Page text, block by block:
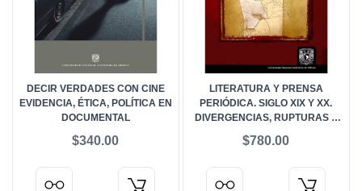
DECIR VERDADES CON CINE
EVIDENCIA, ÉTICA, POLÍTICA EN
DOCUMENTAL
$340.00
LITERATURA Y PRENSA
PERIÓDICA. SIGLO XIX Y XX.
DIVERGENCIAS, RUPTURAS Y
$780.00